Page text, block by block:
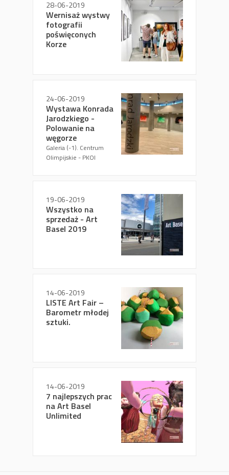
28-06-2019
Wernisaż wystwy
fotografii
poświęconych
Korze
24-06-2019
Wystawa Konrada
Jarodzkiego -
Polowanie na
węgorze
Galeria (-1). Centrum
Olimpijskie - PKOI
19-06-2019
Wszystko na
sprzedaż - Art
Basel 2019
14-06-2019
LISTE Art Fair –
Barometr młodej
sztuki.
14-06-2019
7 najlepszych prac
na Art Basel
Unlimited